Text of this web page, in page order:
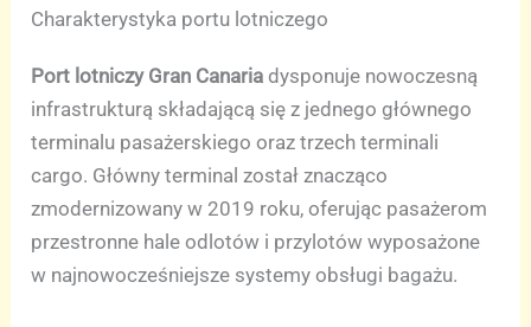
Charakterystyka portu lotniczego
Port lotniczy Gran Canaria dysponuje nowoczesną
infrastrukturą składającą się z jednego głównego
terminalu pasażerskiego oraz trzech terminali
cargo. Główny terminal został znacząco
zmodernizowany w 2019 roku, oferując pasażerom
przestronne hale odlotów i przylotów wyposażone
w najnowocześniejsze systemy obsługi bagażu.